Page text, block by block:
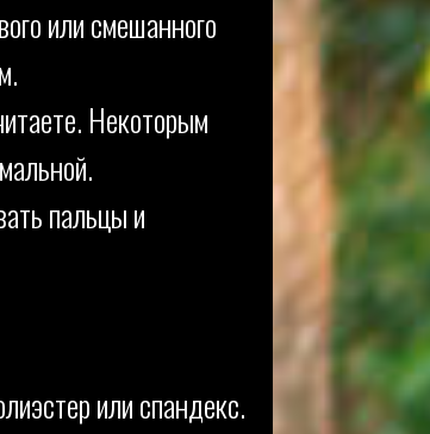
или смешанного
Некоторым
пальцы и
или спандекс.